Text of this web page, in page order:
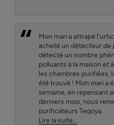
Mon mari a attrapé
acheté un détecteur de
détecté un nombre
polluants à la maison et
les chambres purifiées,
été trouvé ! Mon mari a
semaine, en repensant
derniers mois, nous
purificateurs Teqoya.
Lire la suite...